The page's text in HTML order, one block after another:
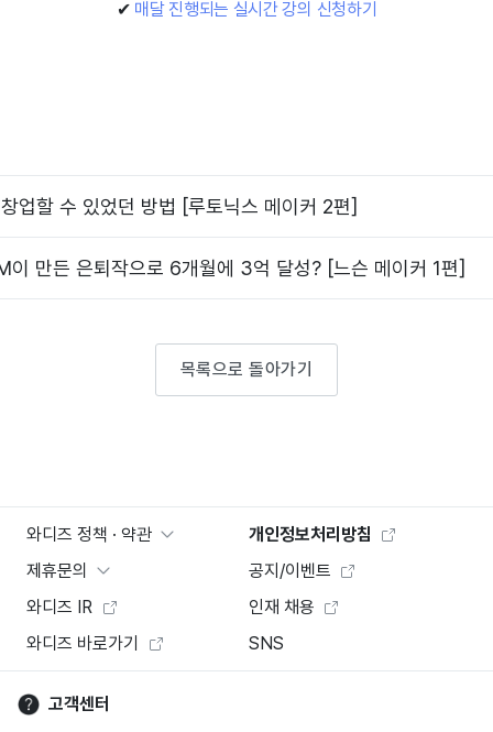
✔ 매달 진행되는 실시간 강의 신청하기
업할 수 있었던 방법 [루토닉스 메이커 2편]
이 만든 은퇴작으로 6개월에 3억 달성? [느슨 메이커 1편]
목록으로 돌아가기
와디즈 정책 · 약관
개인정보처리방침
제휴문의
공지/이벤트
와디즈 IR
인재 채용
와디즈 바로가기
SNS
고객센터